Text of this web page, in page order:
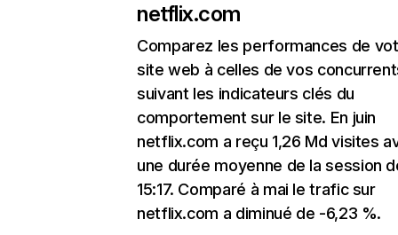
netflix.com
Comparez les performances de
site web à celles de vos
suivant les indicateurs clés du
comportement sur le site. En juin
netflix.com a reçu 1,26 Md visites
une durée moyenne de la session
15:17. Comparé à mai le trafic sur
netflix.com a diminué de -6,23 %.